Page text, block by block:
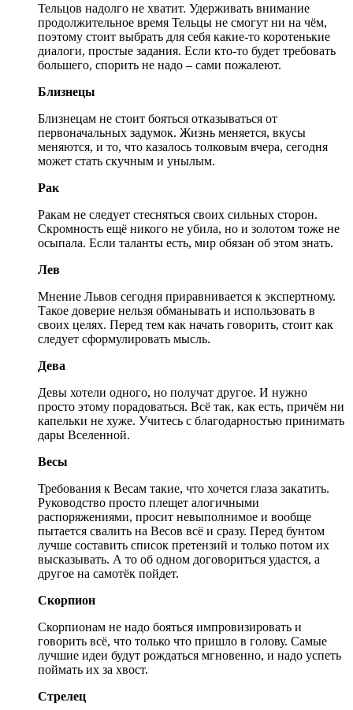
Тельцов надолго не хватит. Удерживать внимание
продолжительное время Тельцы не смогут ни на чём,
поэтому стоит выбрать для себя какие-то коротенькие
диалоги, простые задания. Если кто-то будет требовать
большего, спорить не надо – сами пожалеют.
Близнецы
Близнецам не стоит бояться отказываться от
первоначальных задумок. Жизнь меняется, вкусы
меняются, и то, что казалось толковым вчера, сегодня
может стать скучным и унылым.
Рак
Ракам не следует стесняться своих сильных сторон.
Скромность ещё никого не убила, но и золотом тоже не
осыпала. Если таланты есть, мир обязан об этом знать.
Лев
Мнение Львов сегодня приравнивается к экспертному.
Такое доверие нельзя обманывать и использовать в
своих целях. Перед тем как начать говорить, стоит как
следует сформулировать мысль.
Дева
Девы хотели одного, но получат другое. И нужно
просто этому порадоваться. Всё так, как есть, причём ни
капельки не хуже. Учитесь с благодарностью принимать
дары Вселенной.
Весы
Требования к Весам такие, что хочется глаза закатить.
Руководство просто плещет алогичными
распоряжениями, просит невыполнимое и вообще
пытается свалить на Весов всё и сразу. Перед бунтом
лучше составить список претензий и только потом их
высказывать. А то об одном договориться удастся, а
другое на самотёк пойдет.
Скорпион
Скорпионам не надо бояться импровизировать и
говорить всё, что только что пришло в голову. Самые
лучшие идеи будут рождаться мгновенно, и надо успеть
поймать их за хвост.
Стрелец